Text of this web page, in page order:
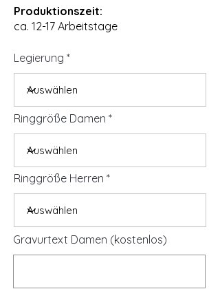
Produktionszeit:
ca. 12-17 Arbeitstage
Legierung
Ringgröße Damen
Ringgröße Herren
Gravurtext Damen (kostenlos)